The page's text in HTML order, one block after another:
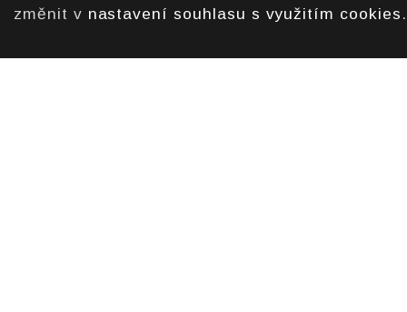
změnit v nastavení souhlasu s využitím cookies .